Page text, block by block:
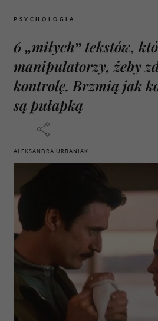
PSYCHOLOGIA
6 „miłych” tekstów,
manipulatorzy, żeby
kontrolę. Brzmią jak
są pułapką
ALEKSANDRA URBANIAK